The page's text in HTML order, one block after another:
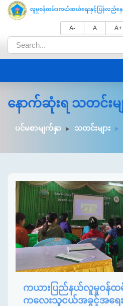
A- A A+
နောက်ဆုံးရ သတင်းမျ
ပင်မစာမျက်နှာ သတင်းများ
ကယားပြည်နယ်လူမှုဝန်ထမ်း
ကလေးသူငယ်အခွင့်အရေးမ